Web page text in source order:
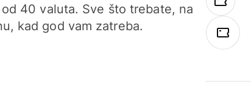
40 valuta. Sve što trebate, na
kad god vam zatreba.